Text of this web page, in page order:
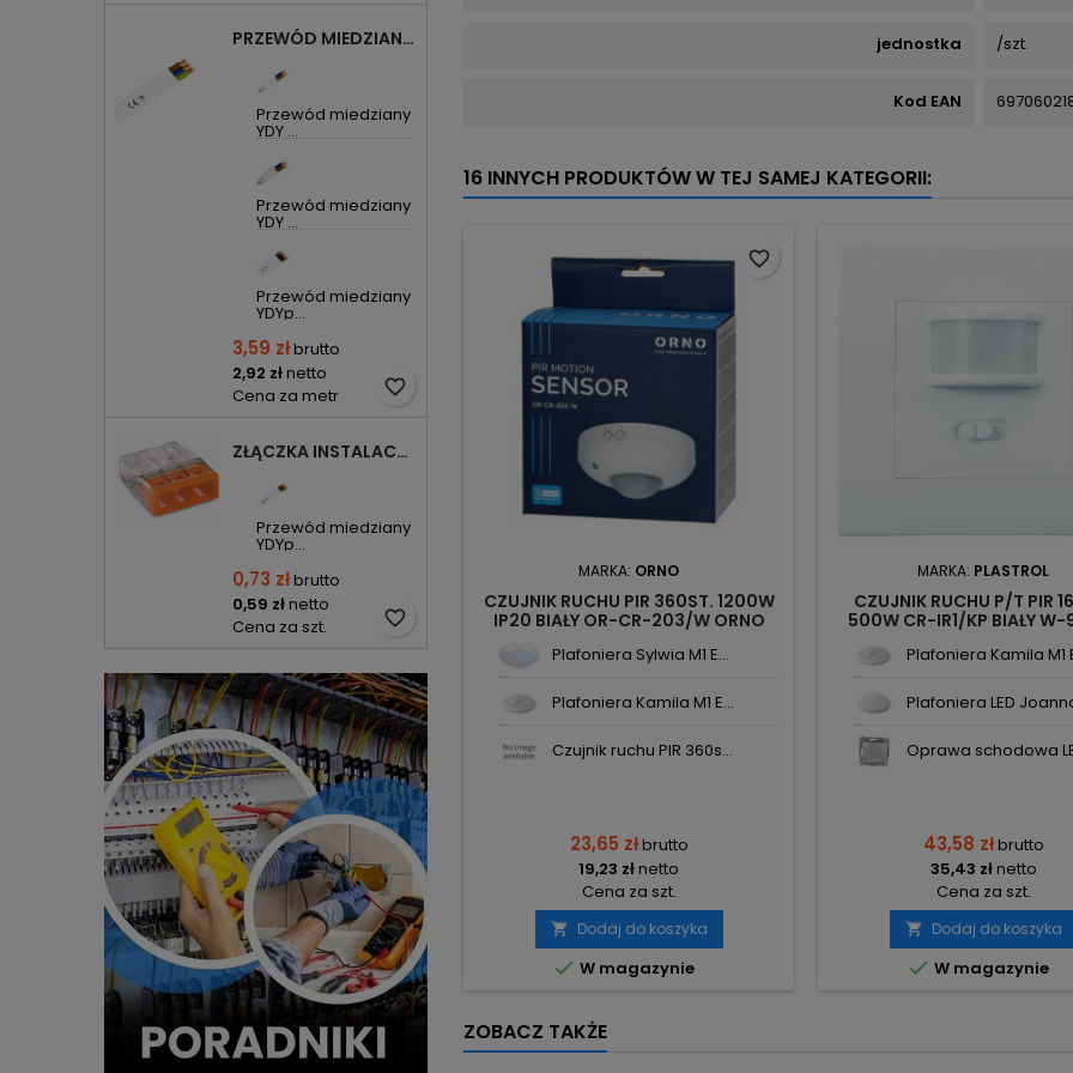
PRZEWÓD MIEDZIANY YDYP DRUT 3X1,5MM2 ŻO 450/750V
Przewód miedziany
YDY ...
Przewód miedziany
YDY ...
Przewód miedziany
YDYp...
3,59 złbrutto
2,92 złnetto
Cena za metr
favorite_border
ZŁĄCZKA INSTALACYJNA 3X COMPACT POMARAŃCZOWA 2273-203 WAGO
Przewód miedziany
YDYp...
0,73 złbrutto
0,59 złnetto
Cena za szt.
favorite_border
jednostka /szt.
Kod EAN
16 INNYCH PRODUKTÓW W TEJ SAMEJ KATEGORII:
MARKA: ORNO
CZUJNIK RUCHU PIR 360ST. 1200W
IP20 BIAŁY OR-CR-203/W ORNO
Plafoniera Sylwia M1 E...
Plafoniera Kamila M1 E...
Czujnik ruchu PIR 360s...
23,65 złbrutto
19,23 złnetto
Cena za szt.
 Dodaj do koszyka
 W magazynie
favorite_border
MARKA: PLASTROL
CZUJNIK RUCHU P/T PIR
500W CR-IR1/KP BIAŁY
Plafoniera Kamila M1
Plafoniera LED
Oprawa schodowa
43,58 złbrutto
35,43 złnetto
Cena za szt.
 Dodaj do koszyka
 W magazynie
ZOBACZ TAKŻE